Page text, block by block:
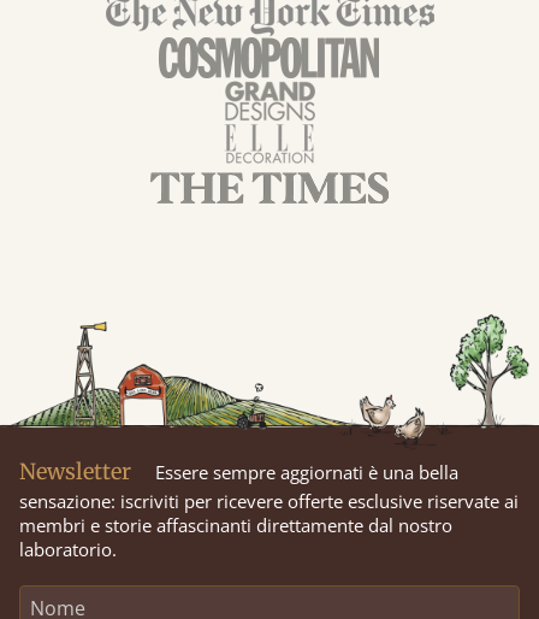
Newsletter
Essere sempre aggiornati è una bella
sensazione: iscriviti per ricevere offerte esclusive riservate ai
membri e storie affascinanti direttamente dal nostro
laboratorio.